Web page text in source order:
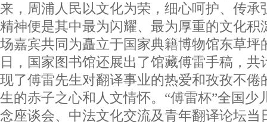
来，周浦人民以文化为荣，细心呵护、传承
精神便是其中最为闪耀、最为厚重的文
场嘉宾共同为矗立于国家典籍博物馆东草坪
日，国家图书馆还展出了馆藏傅雷手稿，共
现了傅雷先生对翻译事业的热爱和孜孜不倦
生的赤子之心和人文情怀。“傅雷杯”全国少
念座谈会、中法文化交流及青年翻译论坛当